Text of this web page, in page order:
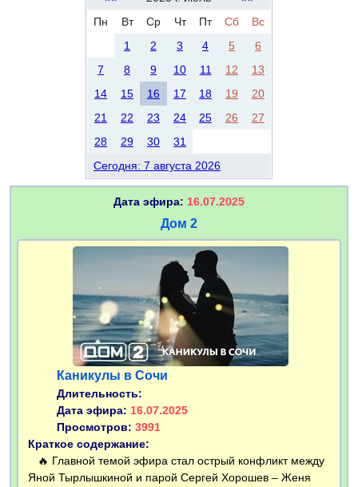
Пн
Вт Ср Чт Пт Сб
Вс
1
2 3 4 5
6
7
8 9 10 11 12
13
14
15 16 17 18 19
20
21
22 23 24 25 26
27
28
29 30
31
Сегодня: 7 августа 2026
Дата эфира: 16.07.2025
Дом 2
Каникулы в Сочи
Длительность:
Дата эфира: 16.07.2025
Просмотров: 3991
Краткое содержание:
🔥 Главной темой эфира стал острый конфликт между
Яной Тырлышкиной и парой Сергей Хорошев – Женя